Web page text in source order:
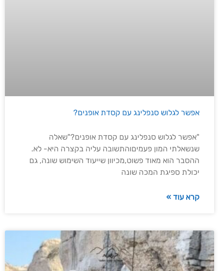
אפשר לגלוש סנפלינג עם קסדת אופנים?
"אפשר לגלוש סנפלינג עם קסדת אופנים?"שאלה
שנשאלתי המון פעמיםוהתשובה עליה בקצרה היא- לא.
ההסבר הוא מאוד פשוט,מכיוון שייעוד השימוש שונה, גם
יכולת ספיגת המכה שונה
קרא עוד »